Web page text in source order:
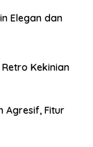
Elegan dan
Kekinian
Agresif, Fitur